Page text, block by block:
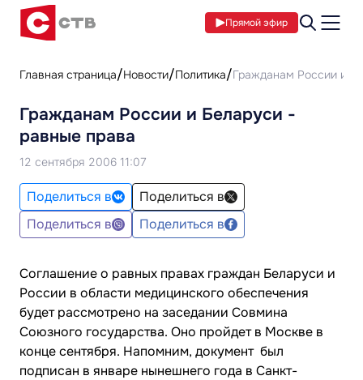
Прямой эфир
Главная страница Новости Политика Гражданам России и
Гражданам России и Беларуси -
равные права
12 сентября 2006 11:07
Поделиться в
Поделиться в
Поделиться в
Поделиться в
Соглашение о равных правах граждан Беларуси и
России в области медицинского обеспечения
будет рассмотрено на заседании Совмина
Союзного государства. Оно пройдет в Москве в
конце сентября. Напомним, документ был
подписан в январе нынешнего года в Санкт-